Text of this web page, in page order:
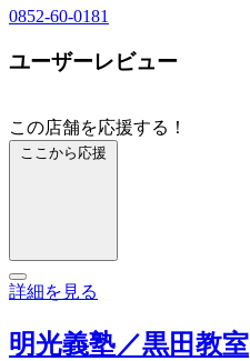
0852-60-0181
ユーザーレビュー
この店舗を応援する！
ここから応援
詳細を見る
明光義塾／黒田教室